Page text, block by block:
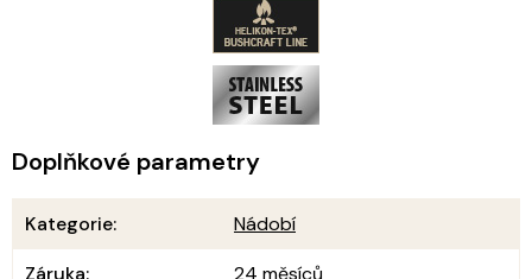
Doplňkové parametry
Kategorie:
Nádobí
Záruka:
24 měsíců